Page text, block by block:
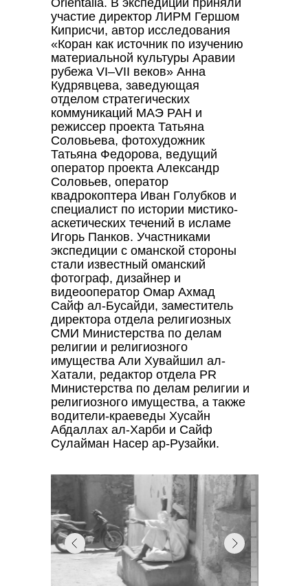
Orientalia. В экспедиции приняли
участие директор ЛИРМ Гершом
Киприсчи, автор исследования
«Коран как источник по изучению
материальной культуры Аравии
рубежа VI–VII веков» Анна
Кудрявцева, заведующая
отделом стратегических
коммуникаций МАЭ РАН и
режиссер проекта Татьяна
Соловьева, фотохудожник
Татьяна Федорова, ведущий
оператор проекта Александр
Соловьев, оператор
квадрокоптера Иван Голубков и
специалист по истории мистико-
аскетических течений в исламе
Игорь Панков. Участниками
экспедиции с оманской стороны
стали известный оманский
фотограф, дизайнер и
видеооператор Омар Ахмад
Сайф ал-Бусайди, заместитель
директора отдела религиозных
СМИ Министерства по делам
религии и религиозного
имущества Али Хувайшил ал-
Хатали, редактор отдела PR
Министерства по делам религии и
религиозного имущества, а также
водители-краеведы Хусайн
Абдаллах ал-Харби и Сайф
Сулайман Насер ар-Рузайки.
© 2017-2026 Al Maqam
St. Petersburg, Russia